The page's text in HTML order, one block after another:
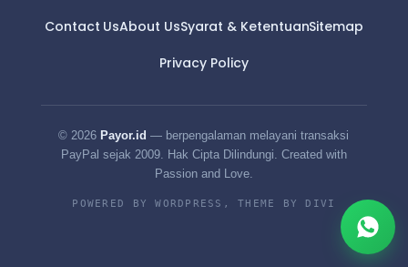
Contact UsAbout UsSyarat & KetentuanSitemap
Privacy Policy
© 2026 Payor.id — berpengalaman melayani transaksi
PayPal sejak 2009. Hak Cipta Dilindungi. Created with
Passion and Love.
POWERED BY WORDPRESS, THEME BY DIVI